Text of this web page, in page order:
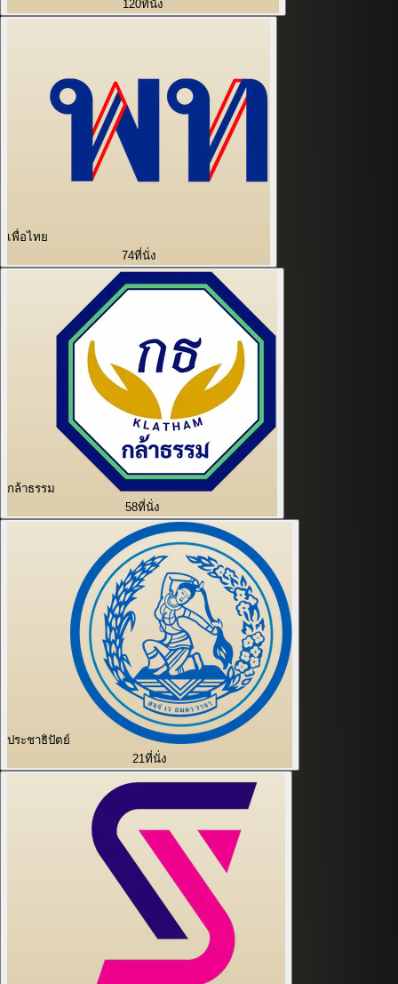
120ที่นั่ง
เพื่อไทย
74ที่นั่ง
กล้าธรรม
58ที่นั่ง
ประชาธิปัตย์
21ที่นั่ง